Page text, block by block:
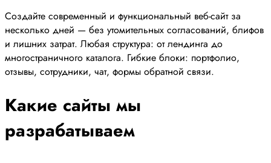
Создайте современный и функциональный веб-сайт за
несколько дней — без утомительных согласований, блифов
и лишних затрат. Любая структура: от лендинга до
многостраничного каталога. Гибкие блоки: портфолио,
отзывы, сотрудники, чат, формы обратной связи.
Какие сайты мы
разрабатываем